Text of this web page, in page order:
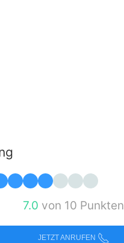
7.0 von 10 Punkten
JETZT ANRUFEN